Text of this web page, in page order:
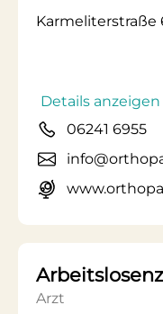
Karmeliterstraße
Details anzeigen
06241 6955
Arzt